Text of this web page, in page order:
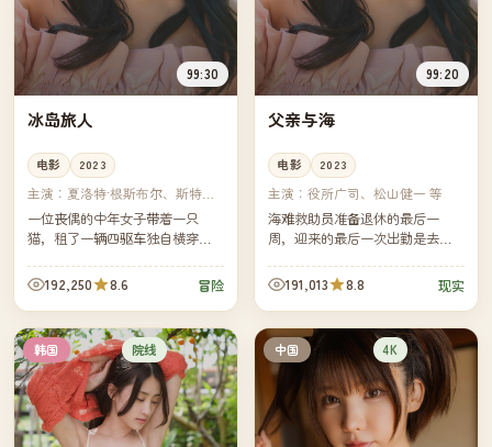
99:30
冰岛旅人
电影 2023
主演： 夏洛特·根斯布尔、斯特兰·
斯卡斯加德 等
一位丧偶的中年女子带着一只
猫，租了一辆四驱车独自横穿冰
座教堂、每一阵风都让她离自己
更近了一步。
192,250 8.6 冒险
99:20
父亲与海
电影 2023
主演：役所广司、松山健一 等
海难救助员准备退休的最后一
周，迎来的最后一次出勤是去寻
中年男子——那个男子是他三十
年没说过话的父亲。
191,013 8.8 现实
韩国 院线 中国 4K